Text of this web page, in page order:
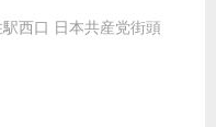
西口 日本共産党街頭